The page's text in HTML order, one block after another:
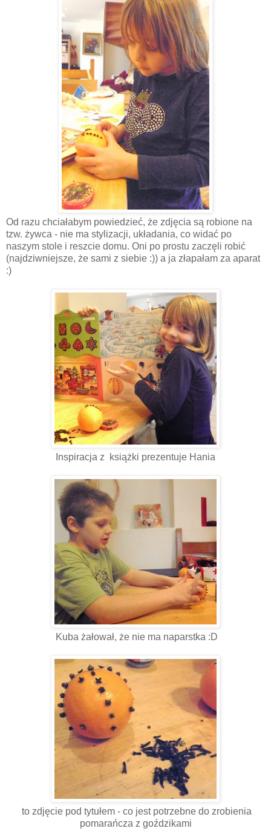
Od razu chciałabym powiedzieć, że zdjęcia są robione na
tzw. żywca - nie ma stylizacji, układania, co widać po
naszym stole i reszcie domu. Oni po prostu zaczęli robić
(najdziwniejsze, że sami z siebie :)) a ja złapałam za aparat
:)
Inspiracja z książki prezentuje Hania
Kuba żałował, że nie ma naparstka :D
to zdjęcie pod tytułem - co jest potrzebne do zrobienia
pomarańcza z goździkami